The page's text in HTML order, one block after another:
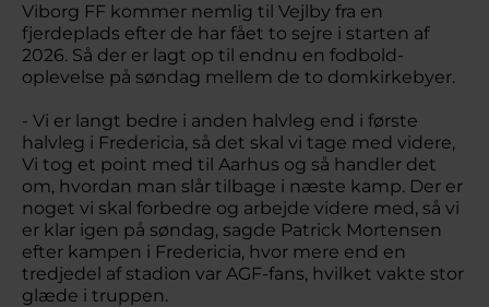
Viborg FF kommer nemlig til Vejlby fra en
fjerdeplads efter de har fået to sejre i starten af
2026. Så der er lagt op til endnu en fodbold-
oplevelse på søndag mellem de to domkirkebyer.
- Vi er langt bedre i anden halvleg end i første
halvleg i Fredericia, så det skal vi tage med videre,
Vi tog et point med til Aarhus og så handler det
om, hvordan man slår tilbage i næste kamp. Der er
noget vi skal forbedre og arbejde videre med, så vi
er klar igen på søndag, sagde Patrick Mortensen
efter kampen i Fredericia, hvor mere end en
tredjedel af stadion var AGF-fans, hvilket vakte stor
glæde i truppen.